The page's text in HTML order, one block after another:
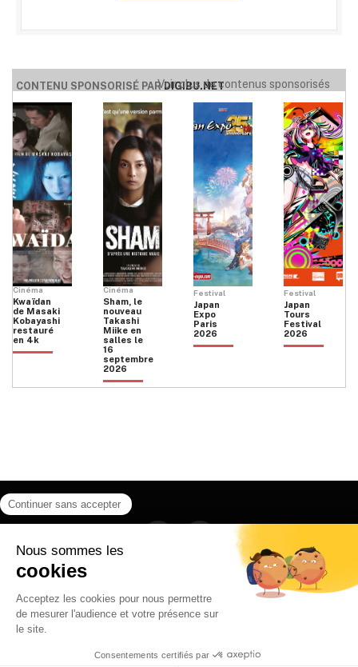
CONTENU SPONSORISÉ PARDIGIBU.NET
Voir plus de contenus sponsorisés
Cinéma
Kwaïdan
de Masaki
Kobayashi
restauré
en 4k
Cinéma
Sham, le
nouveau
Takashi
Miike en
salles le
16
septembre
2026
Festival
Japan
Expo
Paris
2026
Festival
Japan
Tours
Festival
2026
Instagram
CONTACT
POLITIQUE DE CONFIDENTIALITÉ
© 2026 Ilyfunet communication